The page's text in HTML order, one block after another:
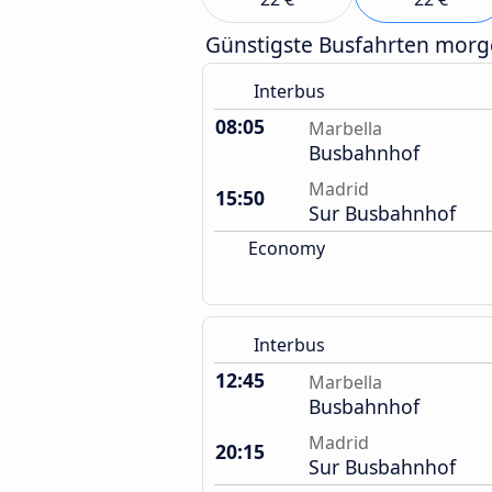
Günstigste Busfahrten
Interbus
08:05 Marbella
Busbahnhof
15:50
Madrid
Sur Busbahnhof
Economy
Interbus
12:45 Marbella
Busbahnhof
20:15
Madrid
Sur Busbahnhof